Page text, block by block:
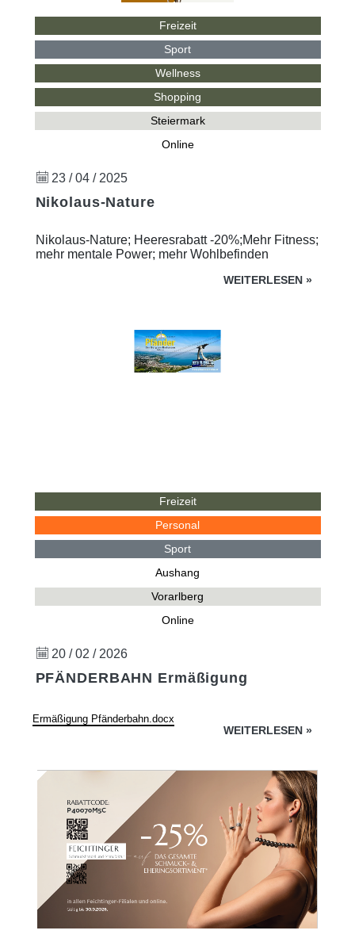
Freizeit
Sport
Wellness
Shopping
Steiermark
Online
23 / 04 / 2025
Nikolaus-Nature
Nikolaus-Nature; Heeresrabatt -20%;Mehr Fitness;
mehr mentale Power; mehr Wohlbefinden
WEITERLESEN »
Freizeit
Personal
Sport
Aushang
Vorarlberg
Online
20 / 02 / 2026
PFÄNDERBAHN Ermäßigung
Ermäßigung Pfänderbahn.docx
WEITERLESEN »